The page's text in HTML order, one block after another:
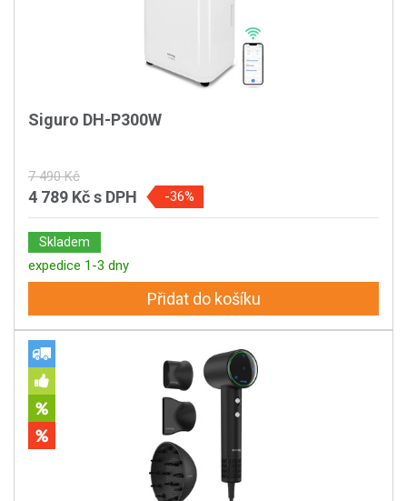
Siguro DH-P300W
7 490 Kč
4 789 Kčs DPH -36%
Skladem
expedice 1-3 dny
Přidat do košíku